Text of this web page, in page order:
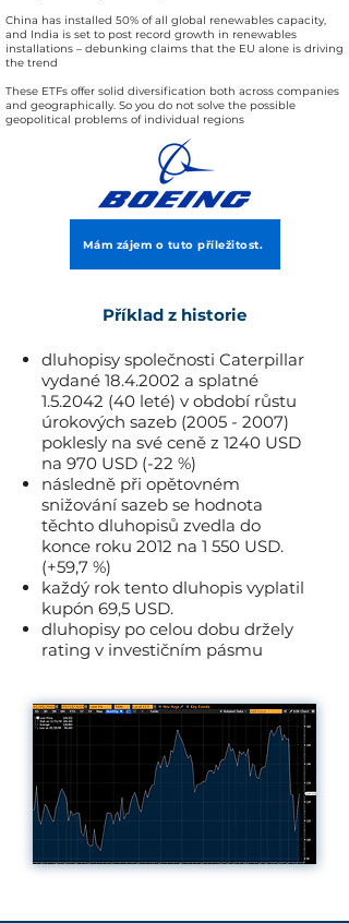
China has installed 50% of all global renewables capacity,
and India is set to post record growth in renewables
installations – debunking claims that the EU alone is driving
the trend
These ETFs offer solid diversification both across companies
and geographically. So you do not solve the possible
geopolitical problems of individual regions
Mám zájem o tuto příležitost.
Příklad z historie
dluhopisy společnosti Caterpillar
vydané 18.4.2002 a splatné
1.5.2042 (40 leté) v období růstu
úrokových sazeb (2005 - 2007)
poklesly na své ceně z 1240 USD
na 970 USD (-22 %)
následně při opětovném
snižování sazeb se hodnota
těchto dluhopisů zvedla do
konce roku 2012 na 1 550 USD.
(+59,7 %)
každý rok tento dluhopis vyplatil
kupón 69,5 USD.
dluhopisy po celou dobu držely
rating v investičním pásmu